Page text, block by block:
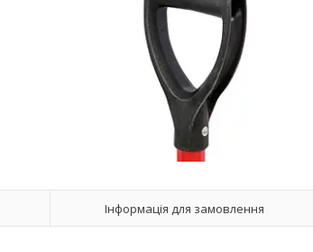
Інформація для замовлення